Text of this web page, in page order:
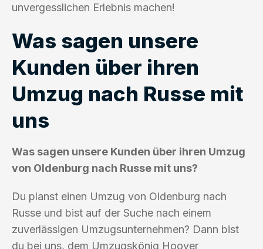
unvergesslichen Erlebnis machen!
Was sagen unsere
Kunden über ihren
Umzug nach Russe mit
uns
Was sagen unsere Kunden über ihren Umzug
von Oldenburg nach Russe mit uns?
Du planst einen Umzug von Oldenburg nach
Russe und bist auf der Suche nach einem
zuverlässigen Umzugsunternehmen? Dann bist
du bei uns, dem Umzugskönig Hoover